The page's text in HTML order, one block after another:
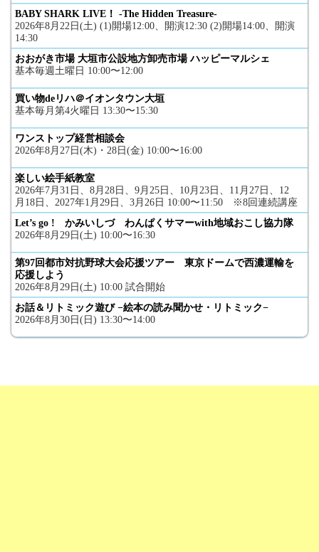
BABY SHARK LIVE！ -The Hidden Treasure-
2026年8月22日(土) (1)開場12:00、開演12:30 (2)開場14:00、開演
14:30
おおがき市場 大垣市公設地方卸売市場 ハッピーマルシェ
基本毎週土曜日 10:00〜12:00
買い物deリハ＠イオンタウン大垣
基本毎月第4火曜日 13:30〜15:30
ワンストップ経営相談会
2026年8月27日(木)・28日(金) 10:00〜16:00
楽しい絵手紙教室
2026年7月31日、8月28日、9月25日、10月23日、11月27日、12
月18日、2027年1月29日、3月26日 10:00〜11:50 ※8回連続講座
Let’s go ! かみいしづ わんぱくサマーwith地域おこし協力隊
2026年8月29日(土) 10:00〜16:30
第97回都市対抗野球大会応援ツアー 東京ドームで西濃運輸を
応援しよう
2026年8月29日(土) 10:00 試合開始
お話＆リトミック遊び −絵本の読み聞かせ・リトミック−
2026年8月30日(日) 13:30〜14:00